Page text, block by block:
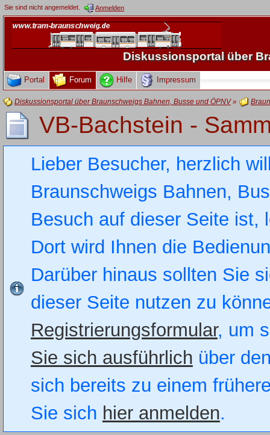
Sie sind nicht angemeldet. Anmelden
Diskussionsportal über
Portal Forum Hilfe Impressum
Diskussionsportal über Braunschweigs Bahnen, Busse und ÖPNV»
VB-Bachstein -
Lieber Besucher, herzlich
Braunschweigs Bahnen,
Besuch auf dieser Seite
Dort wird Ihnen die
Darüber hinaus sollten Sie
dieser Seite nutzen zu
Registrierungsformular, um
Sie sich ausführlich über
sich bereits zu einem
Sie sich hier anmelden.